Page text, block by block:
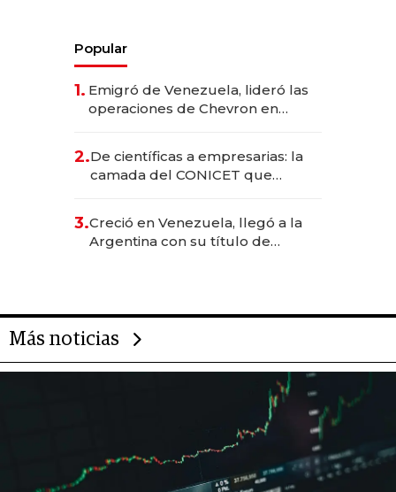
Popular
1. Emigró de Venezuela, lideró las
operaciones de Chevron en
2.De científicas a empresarias: la
camada del CONICET que
3.Creció en Venezuela, llegó a la
Argentina con su título de
Más noticias